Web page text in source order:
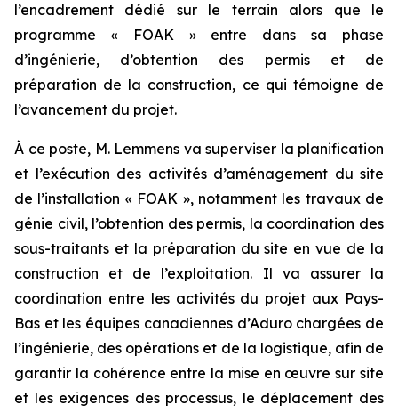
l’encadrement dédié sur le terrain alors que le
programme « FOAK » entre dans sa phase
d’ingénierie, d’obtention des permis et de
préparation de la construction, ce qui témoigne de
l’avancement du projet.
À ce poste, M. Lemmens va superviser la planification
et l’exécution des activités d’aménagement du site
de l’installation « FOAK », notamment les travaux de
génie civil, l’obtention des permis, la coordination des
sous-traitants et la préparation du site en vue de la
construction et de l’exploitation. Il va assurer la
coordination entre les activités du projet aux Pays-
Bas et les équipes canadiennes d’Aduro chargées de
l’ingénierie, des opérations et de la logistique, afin de
garantir la cohérence entre la mise en œuvre sur site
et les exigences des processus, le déplacement des